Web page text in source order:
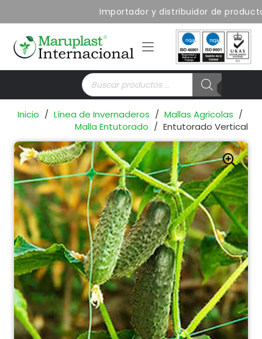
Importador y distribuidor de
Búsqueda
de
productos
Inicio / Línea de Invernaderos / Mallas Agricolas /
Malla Entutorado / Entutorado Vertical